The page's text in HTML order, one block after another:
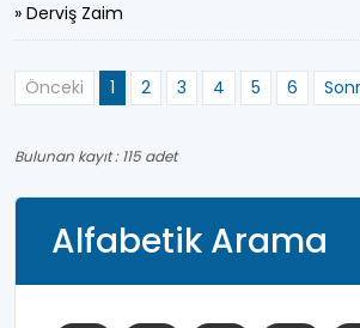
» Derviş Zaim
Önceki 1 2 3 4 5 6
Bulunan kayıt : 115 adet
Alfabetik Arama